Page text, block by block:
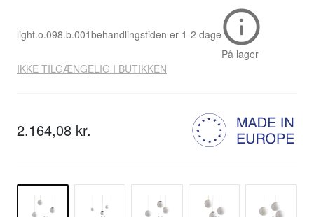
light.o.098.b.001behandlingstiden er 1-2 dage
På lager
IKKE TILGÆNGELIG I BUTIKKEN
2.164,08 kr.